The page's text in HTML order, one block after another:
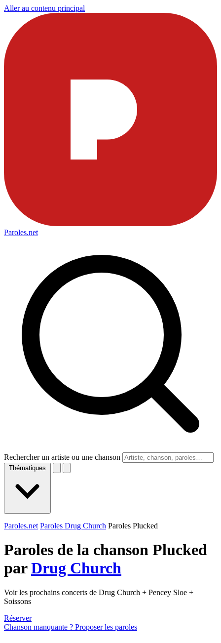
Aller au contenu principal
Paroles.net
Rechercher un artiste ou une chanson
Thématiques
Paroles.net Paroles Drug Church Paroles Plucked
Paroles de la chanson Plucked
parDrug Church
Voir les prochains concerts de Drug Church + Pencey Sloe +
Soissons
Réserver
Chanson manquante ? Proposer les paroles